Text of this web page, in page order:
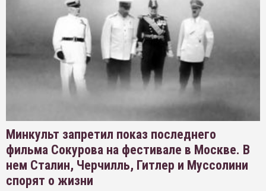
Минкульт запретил показ последнего
фильма Сокурова на фестивале в Москве. В
нем Сталин, Черчилль, Гитлер и Муссолини
спорят о жизни